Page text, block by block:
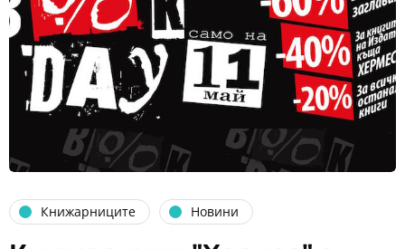
Книжарниците Новини